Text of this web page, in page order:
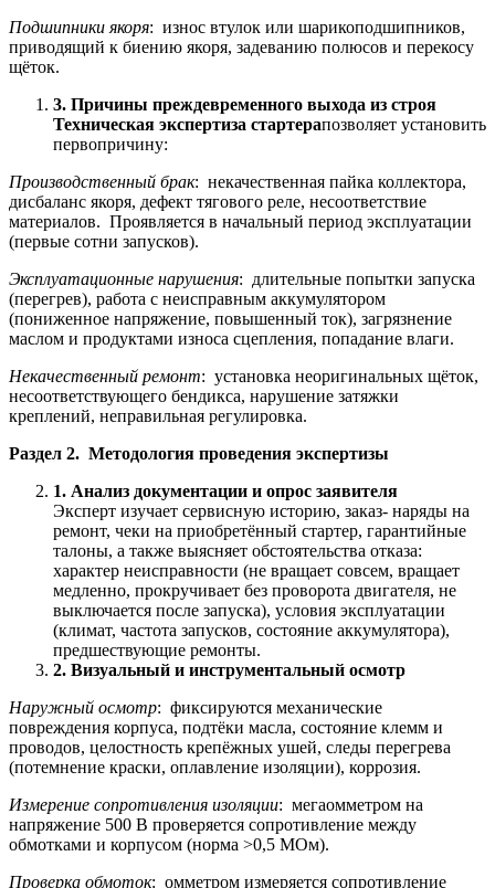
Подшипники якоря: износ втулок или шарикоподшипников,
приводящий к биению якоря, задеванию полюсов и перекосу
щёток.
3. Причины преждевременного выхода из строя
Техническая экспертиза стартерапозволяет установить
первопричину:
Производственный брак: некачественная пайка коллектора,
дисбаланс якоря, дефект тягового реле, несоответствие
материалов. Проявляется в начальный период эксплуатации
(первые сотни запусков).
Эксплуатационные нарушения: длительные попытки запуска
(перегрев), работа с неисправным аккумулятором
(пониженное напряжение, повышенный ток), загрязнение
маслом и продуктами износа сцепления, попадание влаги.
Некачественный ремонт: установка неоригинальных щёток,
несоответствующего бендикса, нарушение затяжки
креплений, неправильная регулировка.
Раздел 2. Методология проведения экспертизы
1. Анализ документации и опрос заявителя
Эксперт изучает сервисную историю, заказ- наряды на
ремонт, чеки на приобретённый стартер, гарантийные
талоны, а также выясняет обстоятельства отказа:
характер неисправности (не вращает совсем, вращает
медленно, прокручивает без проворота двигателя, не
выключается после запуска), условия эксплуатации
(климат, частота запусков, состояние аккумулятора),
предшествующие ремонты.
2. Визуальный и инструментальный осмотр
Наружный осмотр: фиксируются механические
повреждения корпуса, подтёки масла, состояние клемм и
проводов, целостность крепёжных ушей, следы перегрева
(потемнение краски, оплавление изоляции), коррозия.
Измерение сопротивления изоляции: мегаомметром на
напряжение 500 В проверяется сопротивление между
обмотками и корпусом (норма >0,5 МОм).
Проверка обмоток: омметром измеряется сопротивление